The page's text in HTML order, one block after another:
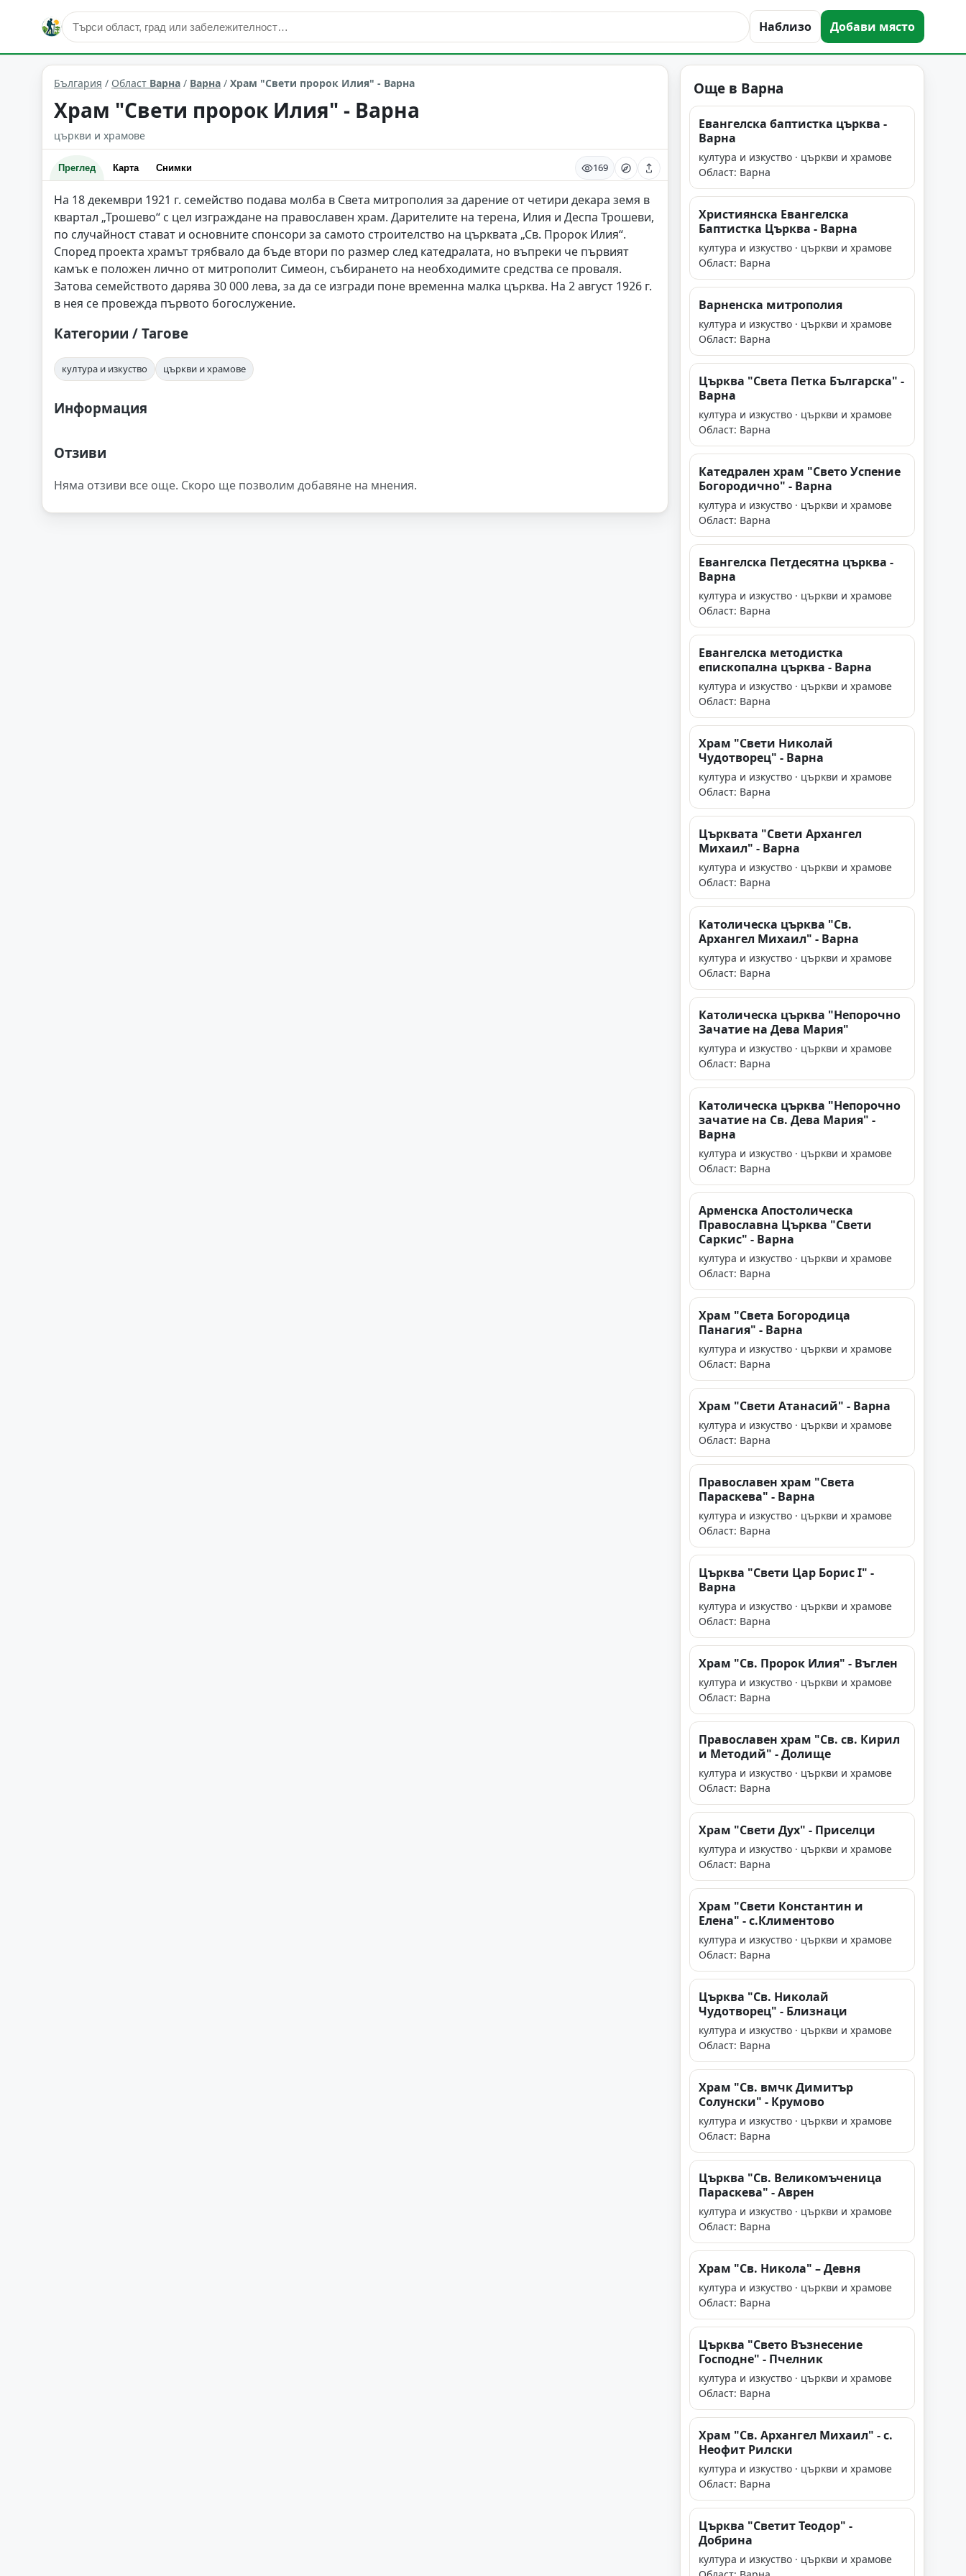
Наблизо Добави място
култура и изкуство Варна Област: Варна
България / Област Варна / Варна / Храм "Свети пророк Илия" - Варна
Храм "Свети пророк Илия" - Варна
църкви и храмове
Преглед Карта Снимки 169
На 18 декември 1921 г. семейство подава молба в Света митрополия за дарение от четири декара земя в
квартал „Трошево“ с цел изграждане на православен храм. Дарителите на терена, Илия и Деспа Трошеви,
по случайност стават и основните спонсори за самото строителство на църквата „Св. Пророк Илия“.
Според проекта храмът трябвало да бъде втори по размер след катедралата, но въпреки че първият
камък е положен лично от митрополит Симеон, събирането на необходимите средства се проваля.
Затова семейството дарява 30 000 лева, за да се изгради поне временна малка църква. На 2 август 1926 г.
в нея се провежда първото богослужение.
Категории / Тагове
култура и изкуство църкви и храмове
Информация
Отзиви
Няма отзиви все още. Скоро ще позволим добавяне на мнения.
Още в Варна
Евангелска баптистка църква -
Варна
култура и изкуство · църкви и храмове
Област: Варна
Християнска Евангелска
Баптистка Църква - Варна
култура и изкуство · църкви и храмове
Област: Варна
Варненска митрополия
култура и изкуство · църкви и храмове
Област: Варна
Църква "Света Петка Българска" -
Варна
култура и изкуство · църкви и храмове
Област: Варна
Катедрален храм "Свето Успение
Богородично" - Варна
култура и изкуство · църкви и храмове
Област: Варна
Евангелска Петдесятна църква -
Варна
култура и изкуство · църкви и храмове
Област: Варна
Евангелска методистка
епископална църква - Варна
култура и изкуство · църкви и храмове
Област: Варна
Храм "Свети Николай
Чудотворец" - Варна
култура и изкуство · църкви и храмове
Област: Варна
Църквата "Свети Архангел
Михаил" - Варна
култура и изкуство · църкви и храмове
Област: Варна
Католическа църква "Св.
Архангел Михаил" - Варна
култура и изкуство · църкви и храмове
Област: Варна
Католическа църква "Непорочно
Зачатие на Дева Мария"
култура и изкуство · църкви и храмове
Област: Варна
Католическа църква "Непорочно
зачатие на Св. Дева Мария" -
Варна
култура и изкуство · църкви и храмове
Област: Варна
Арменска Апостолическа
Православна Църква "Свети
Саркис" - Варна
култура и изкуство · църкви и храмове
Област: Варна
Храм "Света Богородица
Панагия" - Варна
култура и изкуство · църкви и храмове
Област: Варна
Храм "Свети Атанасий" - Варна
култура и изкуство · църкви и храмове
Област: Варна
Православен храм "Света
Параскева" - Варна
култура и изкуство · църкви и храмове
Област: Варна
Църква "Свети Цар Борис I" -
Варна
култура и изкуство · църкви и храмове
Област: Варна
Храм "Св. Пророк Илия" - Въглен
култура и изкуство · църкви и храмове
Област: Варна
Православен храм "Св. св. Кирил
и Методий" - Долище
култура и изкуство · църкви и храмове
Област: Варна
Храм "Свети Дух" - Приселци
култура и изкуство · църкви и храмове
Област: Варна
Храм "Свети Константин и
Елена" - с.Климентово
култура и изкуство · църкви и храмове
Област: Варна
Църква "Св. Николай
Чудотворец" - Близнаци
култура и изкуство · църкви и храмове
Област: Варна
Храм "Св. вмчк Димитър
Солунски" - Крумово
култура и изкуство · църкви и храмове
Област: Варна
Църква "Св. Великомъченица
Параскева" - Аврен
култура и изкуство · църкви и храмове
Област: Варна
Храм "Св. Никола" – Девня
култура и изкуство · църкви и храмове
Област: Варна
Църква "Свето Възнесение
Господне" - Пчелник
култура и изкуство · църкви и храмове
Област: Варна
Храм "Св. Архангел Михаил" - с.
Неофит Рилски
култура и изкуство · църкви и храмове
Област: Варна
Църква "Светит Теодор" -
Добрина
култура и изкуство · църкви и храмове